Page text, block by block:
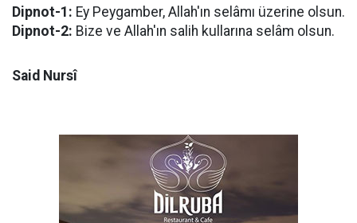
Dipnot-1: Ey Peygamber, Allah'ın selâmı üzerine olsun.
Dipnot-2: Bize ve Allah'ın salih kullarına selâm olsun.
Said Nursî